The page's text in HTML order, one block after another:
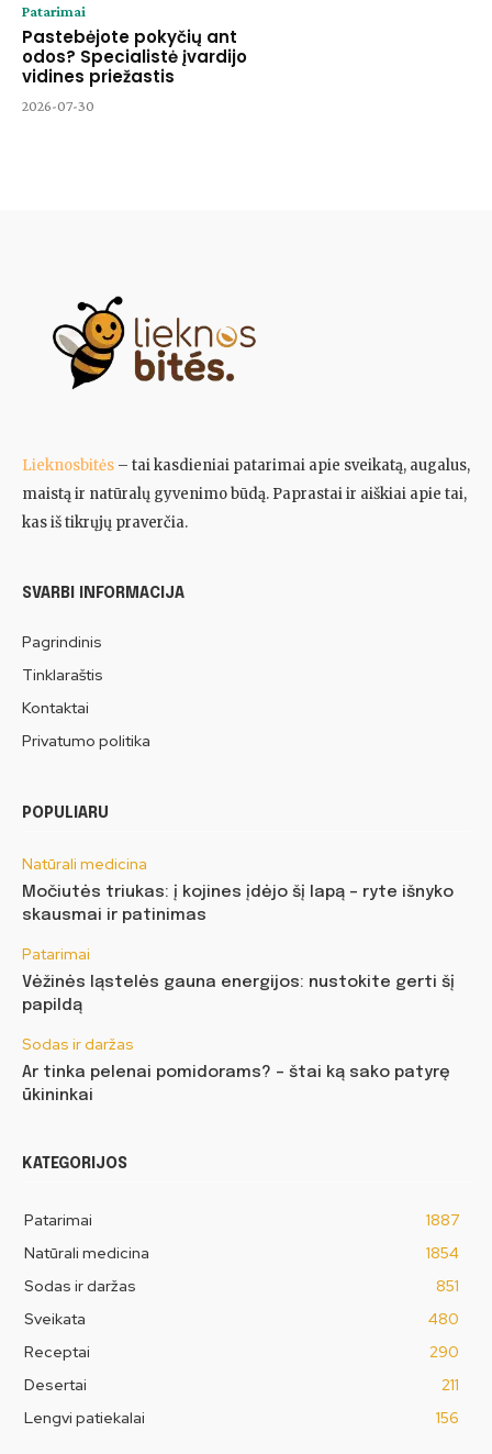
Patarimai
Pastebėjote pokyčių ant
odos? Specialistė įvardijo
vidines priežastis
2026-07-30
Lieknosbitės – tai kasdieniai patarimai apie sveikatą, augalus,
maistą ir natūralų gyvenimo būdą. Paprastai ir aiškiai apie tai,
kas iš tikrųjų praverčia.
SVARBI INFORMACIJA
Pagrindinis
Tinklaraštis
Kontaktai
Privatumo politika
POPULIARU
Natūrali medicina
Močiutės triukas: į kojines įdėjo šį lapą – ryte išnyko
skausmai ir patinimas
Patarimai
Vėžinės ląstelės gauna energijos: nustokite gerti šį
papildą
Sodas ir daržas
Ar tinka pelenai pomidorams? – štai ką sako patyrę
ūkininkai
KATEGORIJOS
Patarimai
1887
Natūrali medicina
1854
Sodas ir daržas
851
Sveikata
480
Receptai
290
Desertai
211
Lengvi patiekalai
156